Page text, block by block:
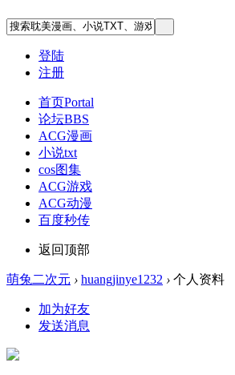
登陆
注册
首页Portal
论坛BBS
ACG漫画
小说txt
cos图集
ACG游戏
ACG动漫
百度秒传
返回顶部
萌兔二次元 › huangjinye1232 › 个人资料
加为好友
发送消息